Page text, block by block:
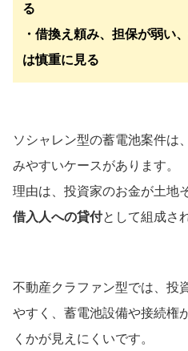
る
・借換え頼み、担保が弱い
は慎重に見る
ソシャレン型の蓄電池案件は
みやすいケースがあります。
理由は、投資家のお金が土地
借入人への貸付として組成さ
不動産クラファン型では、投
やすく、蓄電池設備や接続権
くかが見えにくいです。